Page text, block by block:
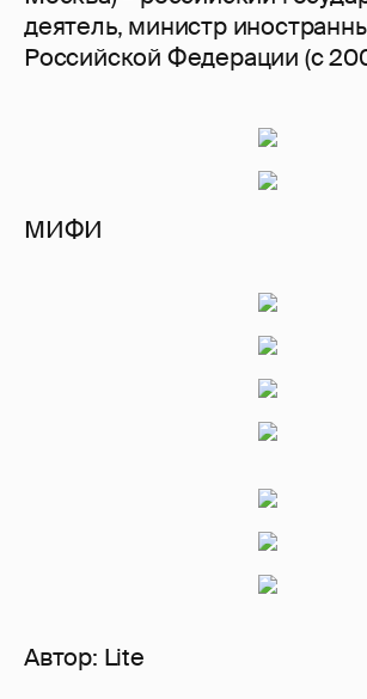
деятель, министр
Российской Федерации (с
МИФИ
Автор: Lite